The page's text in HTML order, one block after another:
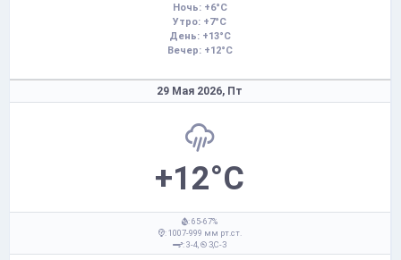
Ночь: +6°C
Утро: +7°C
День: +13°C
Вечер: +12°C
29 Мая 2026, Пт
+12°C
: 65-67%
: 1007-999 мм рт.ст.
: 3-4,
З,С-З